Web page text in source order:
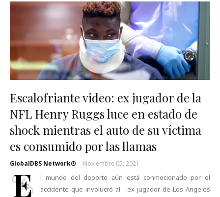
Escalofriante video: ex jugador de la
NFL Henry Ruggs luce en estado de
shock mientras el auto de su víctima
es consumido por las llamas
GlobalDBS Network® - Noviembre 05, 2021
E
l mundo del deporte aún está conmocionado por el
accidente que involucró al ex jugador de Los Angeles